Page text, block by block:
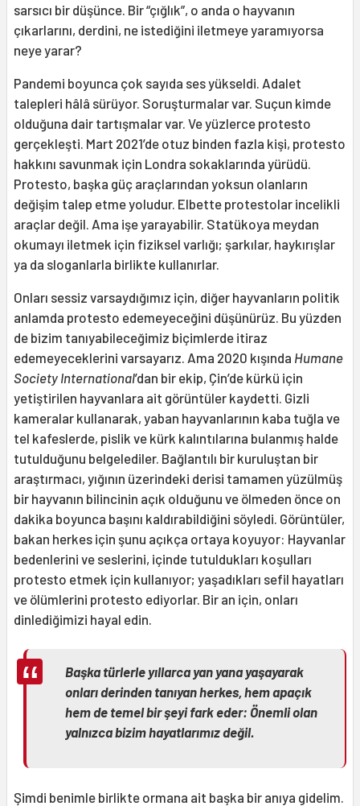
sarsıcı bir düşünce. Bir “çığlık”, o anda o hayvanın
çıkarlarını, derdini, ne istediğini iletmeye yaramıyorsa
neye yarar?
Pandemi boyunca çok sayıda ses yükseldi. Adalet
talepleri hâlâ sürüyor. Soruşturmalar var. Suçun kimde
olduğuna dair tartışmalar var. Ve yüzlerce protesto
gerçekleşti. Mart 2021’de otuz binden fazla kişi, protesto
hakkını savunmak için Londra sokaklarında yürüdü.
Protesto, başka güç araçlarından yoksun olanların
değişim talep etme yoludur. Elbette protestolar incelikli
araçlar değil. Ama işe yarayabilir. Statükoya meydan
okumayı iletmek için fiziksel varlığı; şarkılar, haykırışlar
ya da sloganlarla birlikte kullanırlar.
Onları sessiz varsaydığımız için, diğer hayvanların politik
anlamda protesto edemeyeceğini düşünürüz. Bu yüzden
de bizim tanıyabileceğimiz biçimlerde itiraz
edemeyeceklerini varsayarız. Ama 2020 kışında Humane
Society International’dan bir ekip, Çin’de kürkü için
yetiştirilen hayvanlara ait görüntüler kaydetti. Gizli
kameralar kullanarak, yaban hayvanlarının kaba tuğla ve
tel kafeslerde, pislik ve kürk kalıntılarına bulanmış halde
tutulduğunu belgelediler. Bağlantılı bir kuruluştan bir
araştırmacı, yığının üzerindeki derisi tamamen yüzülmüş
bir hayvanın bilincinin açık olduğunu ve ölmeden önce on
dakika boyunca başını kaldırabildiğini söyledi. Görüntüler,
bakan herkes için şunu açıkça ortaya koyuyor: Hayvanlar
bedenlerini ve seslerini, içinde tutuldukları koşulları
protesto etmek için kullanıyor; yaşadıkları sefil hayatları
ve ölümlerini protesto ediyorlar. Bir an için, onları
dinlediğimizi hayal edin.
Başka türlerle yıllarca yan yana yaşayarak
onları derinden tanıyan herkes, hem apaçık
hem de temel bir şeyi fark eder: Önemli olan
yalnızca bizim hayatlarımız değil.
Şimdi benimle birlikte ormana ait başka bir anıya gidelim.